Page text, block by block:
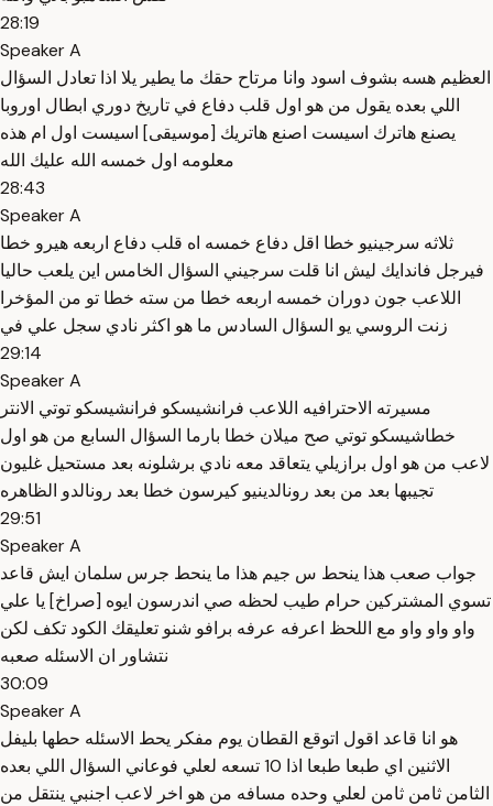
28:19
Speaker A
العظيم هسه بشوف اسود وانا مرتاح حقك ما يطير يلا اذا تعادل السؤال
اللي بعده يقول من هو اول قلب دفاع في تاريخ دوري ابطال اوروبا
يصنع هاترك اسيست اصنع هاتريك [موسيقى] اسيست اول ام هذه
معلومه اول خمسه الله عليك الله
28:43
Speaker A
ثلاثه سرجينيو خطا اقل دفاع خمسه اه قلب دفاع اربعه هيرو خطا
فيرجل فاندايك ليش انا قلت سرجيني السؤال الخامس اين يلعب حاليا
اللاعب جون دوران خمسه اربعه خطا من سته خطا تو من المؤخرا
زنت الروسي يو السؤال السادس ما هو اكثر نادي سجل علي في
29:14
Speaker A
مسيرته الاحترافيه اللاعب فرانشيسكو فرانشيسكو توتي الانتر
خطاشيسكو توتي صح ميلان خطا بارما السؤال السابع من هو اول
لاعب من هو اول برازيلي يتعاقد معه نادي برشلونه بعد مستحيل غليون
تجيبها بعد من بعد رونالدينيو كيرسون خطا بعد رونالدو الظاهره
29:51
Speaker A
جواب صعب هذا ينحط س جيم هذا ما ينحط جرس سلمان ايش قاعد
تسوي المشتركين حرام طيب لحظه صي اندرسون ايوه [صراخ] يا علي
واو واو واو مع اللحظ اعرفه عرفه برافو شنو تعليقك الكود تكف لكن
نتشاور ان الاسئله صعبه
30:09
Speaker A
هو انا قاعد اقول اتوقع القطان يوم مفكر يحط الاسئله حطها بليفل
الاثنين اي طبعا طبعا اذا 10 تسعه لعلي فوعاني السؤال اللي بعده
الثامن ثامن ثامن لعلي وحده مسافه من هو اخر لاعب اجنبي ينتقل من